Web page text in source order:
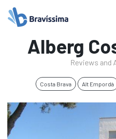
Alberg
Reviews and
Costa Brava Alt Empordà